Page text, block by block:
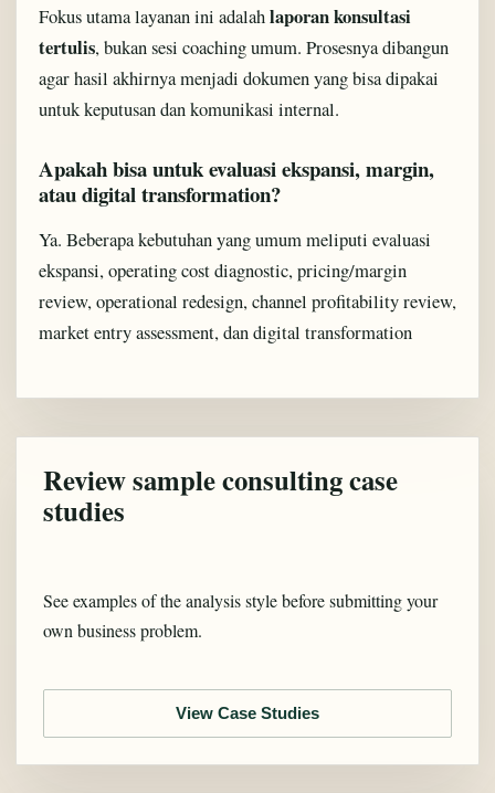
Fokus utama layanan ini adalahlaporan konsultasi
tertulis, bukan sesi coaching umum. Prosesnya dibangun
agar hasil akhirnya menjadi dokumen yang bisa dipakai
untuk keputusan dan komunikasi internal.
Apakah bisa untuk evaluasi ekspansi, margin,
atau digital transformation?
Ya. Beberapa kebutuhan yang umum meliputi evaluasi
ekspansi, operating cost diagnostic, pricing/margin
review, operational redesign, channel profitability review,
market entry assessment, dan digital transformation
Review sample consulting case
studies
See examples of the analysis style before submitting your
own business problem.
View Case Studies